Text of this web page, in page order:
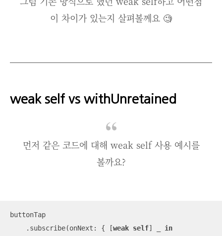
이 차이가 있는지 살펴볼께요 🧐
weak self vs withUnretained
먼저 같은 코드에 대해 weak self 사용 예시를
볼까요?
buttonTap
    .subscribe(onNext: { [
weak self]
in